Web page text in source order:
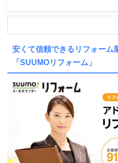
安くて信頼できるリフォーム
「SUUMOリフォーム」